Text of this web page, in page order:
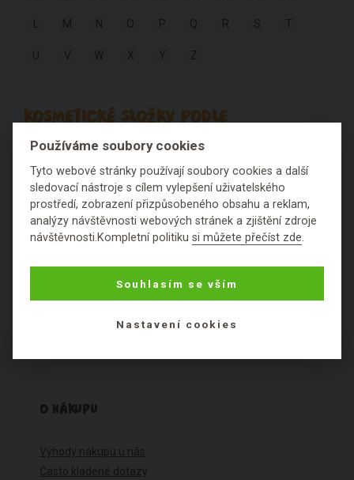
M N O P Q R S T
V W X Y Z
KOSMETICKÉ SLOŽKY PODLE
HODNOCENÍ:
Výborné Fajn Ok Špatné Fuj
Nezařaditelné látky
O NÁKUPU
Výhody nákupu u nás
Často kladené dotazy
Používáme soubory cookies
Tyto webové stránky používají soubory cookies a další
sledovací nástroje s cílem vylepšení uživatelského
prostředí, zobrazení přizpůsobeného obsahu a reklam,
analýzy návštěvnosti webových stránek a zjištění zdroje
návštěvnosti.Kompletní politikusi můžete přečíst zde.
Souhlasím se vším
Nastavení cookies